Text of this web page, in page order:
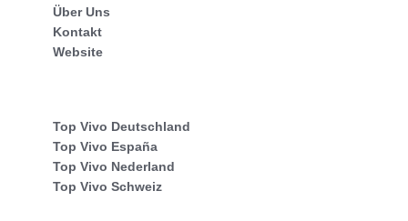
Über Uns
Kontakt
Website
Top Vivo Deutschland
Top Vivo España
Top Vivo Nederland
Top Vivo Schweiz